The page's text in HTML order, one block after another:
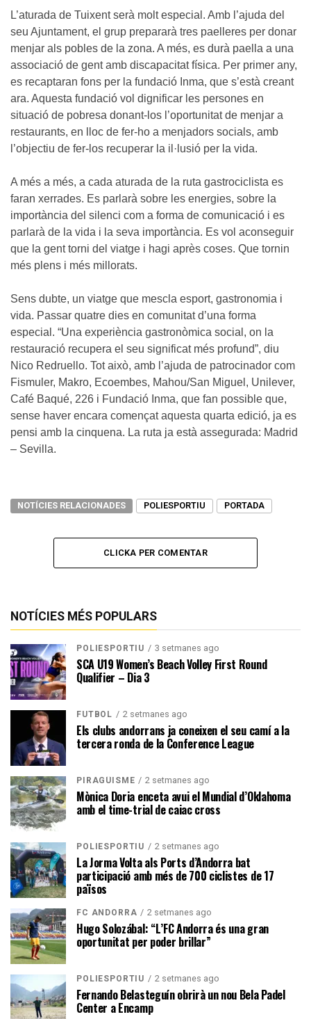
L’aturada de Tuixent serà molt especial. Amb l’ajuda del
seu Ajuntament, el grup prepararà tres paelleres per donar
menjar als pobles de la zona. A més, es durà paella a una
associació de gent amb discapacitat física. Per primer any,
es recaptaran fons per la fundació Inma, que s’està creant
ara. Aquesta fundació vol dignificar les persones en
situació de pobresa donant-los l’oportunitat de menjar a
restaurants, en lloc de fer-ho a menjadors socials, amb
l’objectiu de fer-los recuperar la il·lusió per la vida.
A més a més, a cada aturada de la ruta gastrociclista es
faran xerrades. Es parlarà sobre les energies, sobre la
importància del silenci com a forma de comunicació i es
parlarà de la vida i la seva importància. Es vol aconseguir
que la gent torni del viatge i hagi après coses. Que tornin
més plens i més millorats.
Sens dubte, un viatge que mescla esport, gastronomia i
vida. Passar quatre dies en comunitat d’una forma
especial. “Una experiència gastronòmica social, on la
restauració recupera el seu significat més profund”, diu
Nico Redruello. Tot això, amb l’ajuda de patrocinador com
Fismuler, Makro, Ecoembes, Mahou/San Miguel, Unilever,
Café Baqué, 226 i Fundació Inma, que fan possible que,
sense haver encara començat aquesta quarta edició, ja es
pensi amb la cinquena. La ruta ja està assegurada: Madrid
– Sevilla.
NOTÍCIES RELACIONADES POLIESPORTIU PORTADA
CLICKA PER COMENTAR
NOTÍCIES MÉS POPULARS
POLIESPORTIU 3 setmanes ago
SCA U19 Women’s Beach Volley First Round
Qualifier – Dia 3
FUTBOL 2 setmanes ago
Els clubs andorrans ja coneixen el seu camí a la
tercera ronda de la Conference League
PIRAGÜISME 2 setmanes ago
Mònica Doria enceta avui el Mundial d’Oklahoma
amb el time-trial de caiac cross
POLIESPORTIU 2 setmanes ago
La Jorma Volta als Ports d’Andorra bat
participació amb més de 700 ciclistes de 17
països
FC ANDORRA 2 setmanes ago
Hugo Solozábal: “L’FC Andorra és una gran
oportunitat per poder brillar”
POLIESPORTIU 2 setmanes ago
Fernando Belasteguín obrirà un nou Bela Padel
Center a Encamp